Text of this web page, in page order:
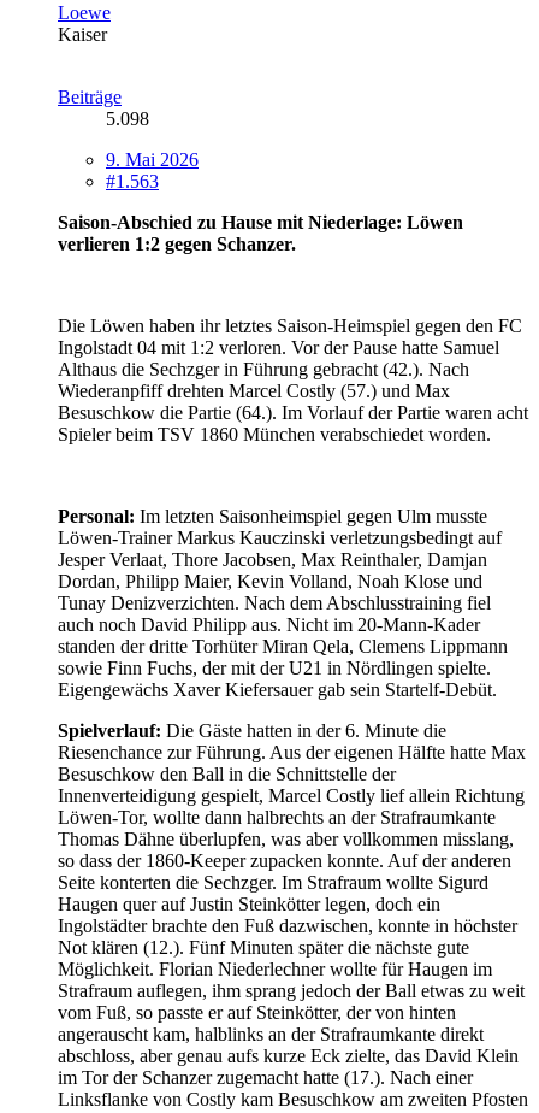
Loewe
Kaiser
Beiträge
5.098
9. Mai 2026
#1.563
Saison-Abschied zu Hause mit Niederlage: Löwen
verlieren 1:2 gegen Schanzer.
Die Löwen haben ihr letztes Saison-Heimspiel gegen den FC
Ingolstadt 04 mit 1:2 verloren. Vor der Pause hatte Samuel
Althaus die Sechzger in Führung gebracht (42.). Nach
Wiederanpfiff drehten Marcel Costly (57.) und Max
Besuschkow die Partie (64.). Im Vorlauf der Partie waren acht
Spieler beim TSV 1860 München verabschiedet worden.
Personal: Im letzten Saisonheimspiel gegen Ulm musste
Löwen-Trainer Markus Kauczinski verletzungsbedingt auf
Jesper Verlaat, Thore Jacobsen, Max Reinthaler, Damjan
Dordan, Philipp Maier, Kevin Volland, Noah Klose und
Tunay Denizverzichten. Nach dem Abschlusstraining fiel
auch noch David Philipp aus. Nicht im 20-Mann-Kader
standen der dritte Torhüter Miran Qela, Clemens Lippmann
sowie Finn Fuchs, der mit der U21 in Nördlingen spielte.
Eigengewächs Xaver Kiefersauer gab sein Startelf-Debüt.
Spielverlauf: Die Gäste hatten in der 6. Minute die
Riesenchance zur Führung. Aus der eigenen Hälfte hatte Max
Besuschkow den Ball in die Schnittstelle der
Innenverteidigung gespielt, Marcel Costly lief allein Richtung
Löwen-Tor, wollte dann halbrechts an der Strafraumkante
Thomas Dähne überlupfen, was aber vollkommen misslang,
so dass der 1860-Keeper zupacken konnte. Auf der anderen
Seite konterten die Sechzger. Im Strafraum wollte Sigurd
Haugen quer auf Justin Steinkötter legen, doch ein
Ingolstädter brachte den Fuß dazwischen, konnte in höchster
Not klären (12.). Fünf Minuten später die nächste gute
Möglichkeit. Florian Niederlechner wollte für Haugen im
Strafraum auflegen, ihm sprang jedoch der Ball etwas zu weit
vom Fuß, so passte er auf Steinkötter, der von hinten
angerauscht kam, halblinks an der Strafraumkante direkt
abschloss, aber genau aufs kurze Eck zielte, das David Klein
im Tor der Schanzer zugemacht hatte (17.). Nach einer
Linksflanke von Costly kam Besuschkow am zweiten Pfosten